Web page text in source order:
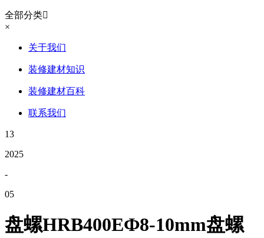
全部分类
×
关于我们
装修建材知识
装修建材百科
联系我们
13
2025
-
05
盘螺HRB400EФ8-10mm盘螺